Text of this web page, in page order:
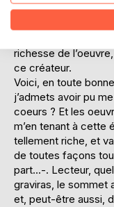
J’ai voulu, dans ce
Lancien qui s’est
richesse de
ce créateur.
Voici, en toute
j’admets avoir pu
coeurs ? Et les
m’en tenant à cette
tellement riche, et
de toutes façons
part...-. Lecteur,
graviras, le sommet
et, peut-être aussi,